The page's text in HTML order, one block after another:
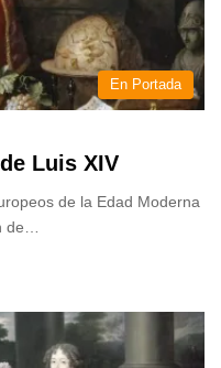
En Portada
Luis XIV
de la Edad Moderna
de…